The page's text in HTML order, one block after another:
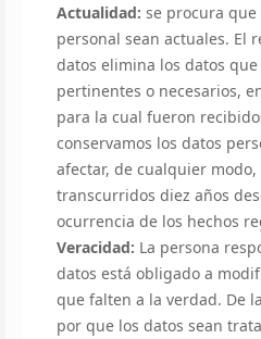
Actualidad: se procura
personal sean actuales. El
datos elimina los datos
pertinentes o necesarios,
para la cual fueron
conservamos los datos
afectar, de cualquier
transcurridos diez años
ocurrencia de los hechos
Veracidad: La persona
datos está obligado a
que falten a la verdad. De
por que los datos sean